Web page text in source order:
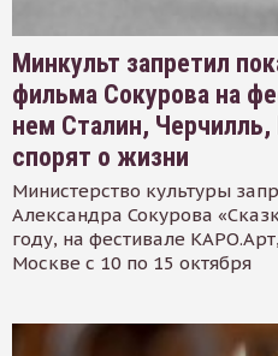
Минкульт запретил
фильма Сокурова на
нем Сталин,
спорят о жизни
Министерство культуры
Александра Сокурова
году, на фестивале
Москве с 10 по 15 октября